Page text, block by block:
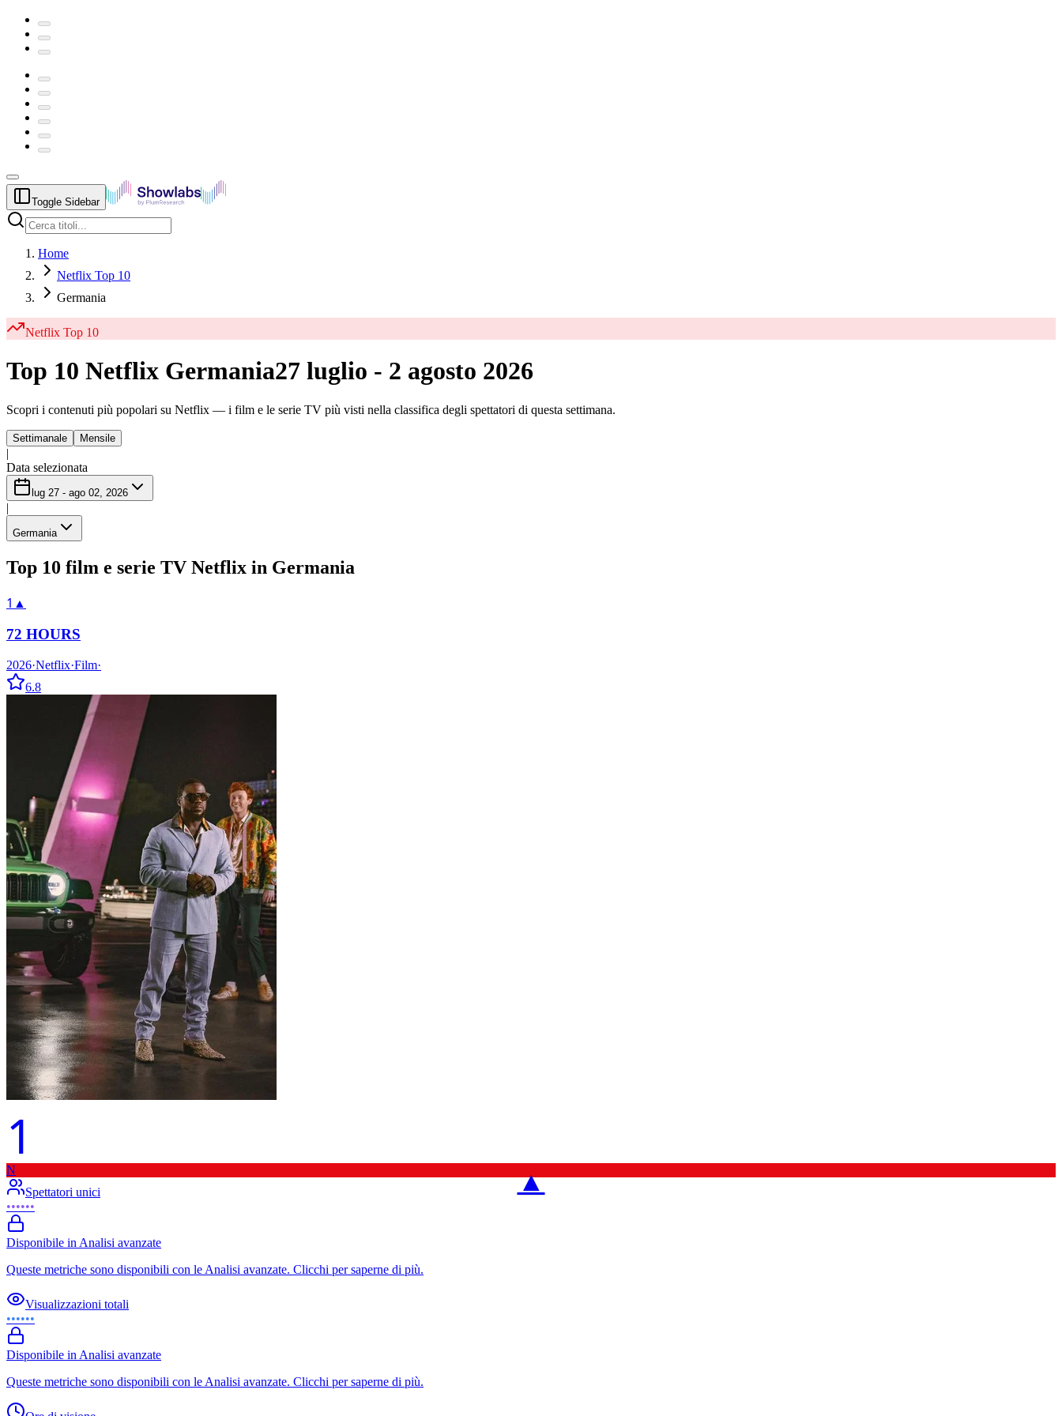
Toggle Sidebar
Home
Netflix Top 10
Germania
Netflix Top 10
Top 10 Netflix Germania27 luglio - 2 agosto 2026
Scopri i contenuti più popolari su Netflix — i film e le serie TV più visti nella classifica degli spettatori di questa settimana.
Settimanale Mensile
|
Data selezionata
lug 27 - ago 02, 2026
|
Germania
Top 10 film e serie TV Netflix in Germania
1 ▲
72 HOURS
2026·Netflix·Film·
6.8
1
▲
N
Spettatori unici
••••••
Disponibile in Analisi avanzate
Queste metriche sono disponibili con le Analisi avanzate. Clicchi per saperne di più.
Visualizzazioni totali
••••••
Disponibile in Analisi avanzate
Queste metriche sono disponibili con le Analisi avanzate. Clicchi per saperne di più.